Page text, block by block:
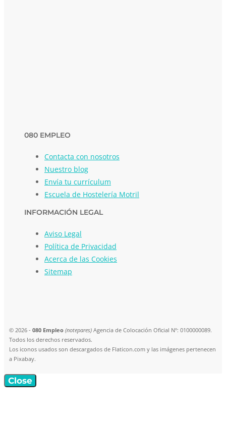
080 EMPLEO
Contacta con nosotros
Nuestro blog
Envía tu currículum
Escuela de Hostelería Motril
INFORMACIÓN LEGAL
Aviso Legal
Política de Privacidad
Acerca de las Cookies
Sitemap
© 2026 - 080 Empleo (notepares) Agencia de Colocación Oficial Nº: 0100000089.
Todos los derechos reservados.
Los iconos usados son descargados de Flaticon.com y las imágenes pertenecen
a Pixabay.
Close